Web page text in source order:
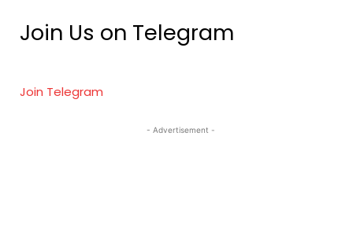
Join Us on Telegram
Join Telegram
- Advertisement -